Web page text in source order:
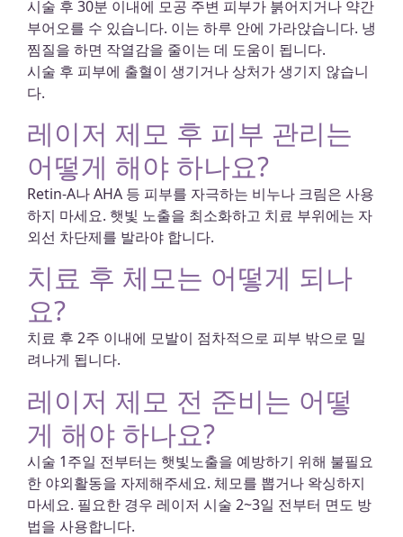
시술 후 30분 이내에 모공 주변 피부가 붉어지거나 약간
부어오를 수 있습니다. 이는 하루 안에 가라앉습니다. 냉
찜질을 하면 작열감을 줄이는 데 도움이 됩니다.
시술 후 피부에 출혈이 생기거나 상처가 생기지 않습니
다.
레이저 제모 후 피부 관리는
어떻게 해야 하나요?
Retin-A나 AHA 등 피부를 자극하는 비누나 크림은 사용
하지 마세요. 햇빛 노출을 최소화하고 치료 부위에는 자
외선 차단제를 발라야 합니다.
치료 후 체모는 어떻게 되나
요?
치료 후 2주 이내에 모발이 점차적으로 피부 밖으로 밀
려나게 됩니다.
레이저 제모 전 준비는 어떻
게 해야 하나요?
시술 1주일 전부터는 햇빛노출을 예방하기 위해 불필요
한 야외활동을 자제해주세요. 체모를 뽑거나 왁싱하지
마세요. 필요한 경우 레이저 시술 2~3일 전부터 면도 방
법을 사용합니다.